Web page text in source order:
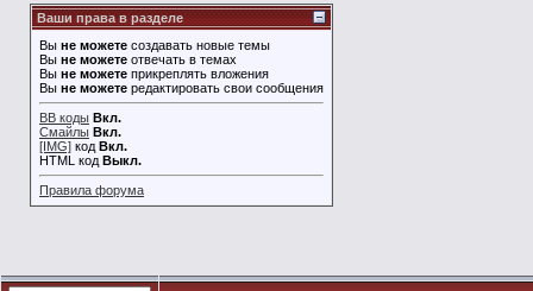
Ваши права в разделе
Вы не можете создавать новые темы
Вы не можете отвечать в темах
Вы не можете прикреплять вложения
Вы не можете редактировать свои сообщения
BB коды Вкл.
Смайлы Вкл.
[IMG] код Вкл.
HTML код Выкл.
Правила форума